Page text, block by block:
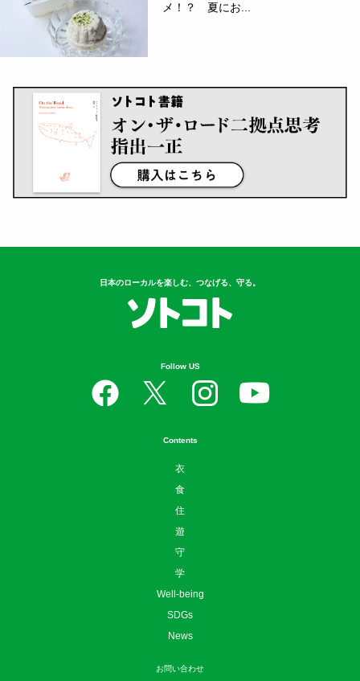
メ！？ 夏にお...
日本のローカルを楽しむ、つなげる、守る。
Follow US
Contents
衣
食
住
遊
守
学
Well-being
SDGs
News
お問い合わせ